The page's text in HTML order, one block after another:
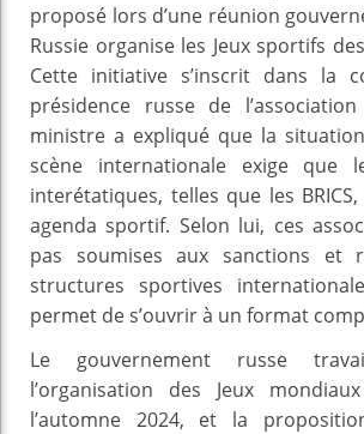
proposé lors d’une réunion
Russie organise les Jeux sportifs
Cette initiative s’inscrit dans la
présidence russe de
ministre a expliqué que la
scène internationale exige que
interétatiques, telles que les
agenda sportif. Selon lui, ces
pas soumises aux sanctions et
structures sportives
permet de s’ouvrir à un format
Le gouvernement russe
l’organisation des Jeux
l’automne 2024, et la